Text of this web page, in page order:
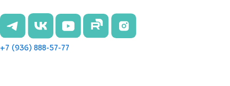
к
содержимому
+7 (936) 888-57-77